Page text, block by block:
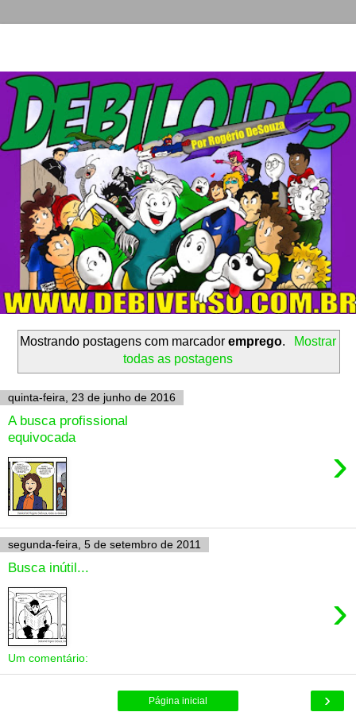
Mostrando postagens com marcadoremprego.
Mostrar
todas as postagens
quinta-feira, 23 de junho de 2016
A busca profissional
equivocada
›
segunda-feira, 5 de setembro de 2011
Busca inútil...
›
Um comentário:
›
Página inicial